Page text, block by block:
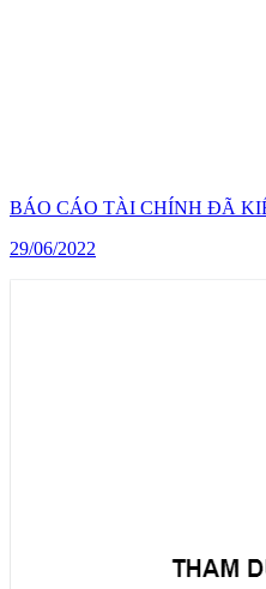
BÁO CÁO TÀI CHÍNH ĐÃ
29/06/2022